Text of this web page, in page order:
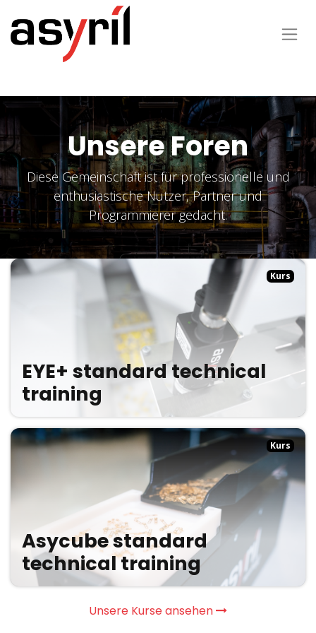
Unsere Foren
Diese Gemeinschaft ist für professionelle und
enthusiastische Nutzer, Partner und
Programmierer gedacht.
Kurs
EYE+ standard technical
training
Kurs
Asycube standard
technical training
Unsere Kurse ansehen